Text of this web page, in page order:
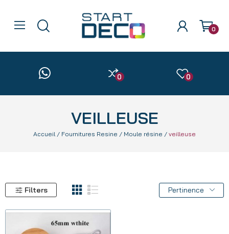
0
0 0
VEILLEUSE
Accueil Fournitures Resine Moule résine veilleuse
Filters Pertinence